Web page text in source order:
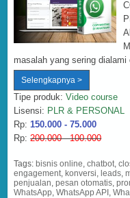
masalah yang sering
Selengkapnya >Copywriting
WhatsApp
Tipe produk:Video course
Lisensi: PLR & PERSONAL
Rp:150.000 - 75.000
Rp:200.000 - 100.000
Tags: bisnis online,chatbot,
engagement, konversi, leads,
penjualan,pesan otomatis,
WhatsApp,WhatsApp API ,